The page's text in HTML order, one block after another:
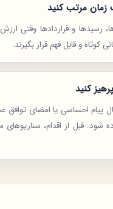
زمان مرتب کنید
رسیدها و قراردادها وقتی
کوتاه و قابل فهم قرار بگیرند.
کنید
پیام احساسی یا امضای توافق
شود. قبل از اقدام،